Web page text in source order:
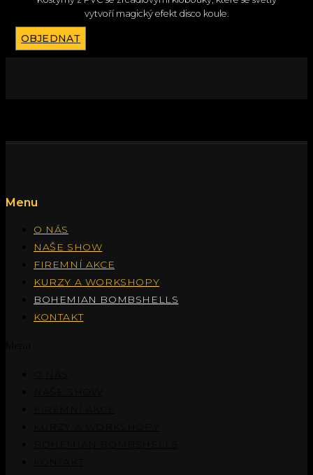
vytvoří magický efekt disco koule.
OBJEDNAT
Menu
O NÁS
NAŠE SHOW
FIREMNÍ AKCE
KURZY A WORKSHOPY
BOHEMIAN BOMBSHELLS
KONTAKT